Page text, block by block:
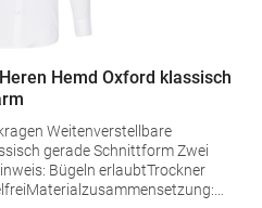
Hemd Oxford klassisch
Bügeln erlaubtTrockner